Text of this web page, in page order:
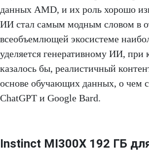
данных AMD, и их роль хорошо
ИИ стал самым модным словом в
всеобъемлющей экосистеме
уделяется генеративному ИИ, при
казалось бы, реалистичный
основе обучающих данных, о чем
ChatGPT и Google Bard.
Instinct MI300X 192 ГБ